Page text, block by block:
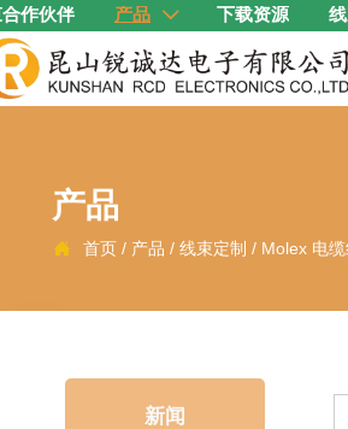
作伙伴 产品  下载资源
产品
 首页 / 产品 /线束定制 / Molex 电
新闻